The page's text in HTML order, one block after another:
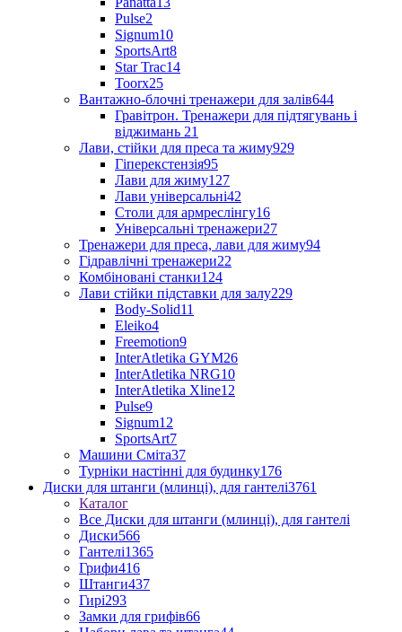
Pulse2
Signum10
SportsArt8
Star Trac14
Toorx25
Вантажно-блочні тренажери для залів644
Гравітрон. Тренажери для підтягувань і
віджимань 21
Лави, стійки для преса та жиму929
Гіперекстензія95
Лави для жиму127
Лави універсальні42
Столи для армреслінгу16
Універсальні тренажери27
Тренажери для преса, лави для жиму94
Гідравлічні тренажери22
Комбіновані станки124
Лави стійки підставки для залу229
Body-Solid11
Eleiko4
Freemotion9
InterAtletika GYM26
InterAtletika NRG10
InterAtletika Xline12
Pulse9
Signum12
SportsArt7
Машини Сміта37
Турніки настінні для будинку176
Диски для штанги (млинці), для гантелі3761
Каталог
Все Диски для штанги (млинці), для гантелі
Диски566
Гантелі1365
Грифи416
Штанги437
Гирі293
Замки для грифів66